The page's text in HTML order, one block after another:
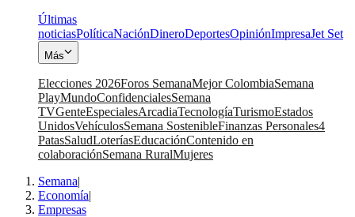
Últimas
noticiasPolíticaNaciónDineroDeportesOpiniónImpresaJet Set
Más
Elecciones 2026Foros SemanaMejor ColombiaSemana
PlayMundoConfidencialesSemana
TVGenteEspecialesArcadiaTecnologíaTurismoEstados
UnidosVehículosSemana SostenibleFinanzas Personales4
PatasSaludLoteríasEducaciónContenido en
colaboraciónSemana RuralMujeres
Semana|
Economía|
Empresas